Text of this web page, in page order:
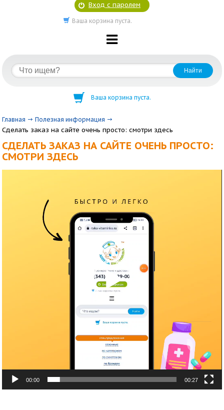
Вход с паролем
Ваша корзина пуста.
Ваша корзина пуста.
Главная Полезная информация
Сделать заказ на сайте очень просто: смотри здесь
СДЕЛАТЬ ЗАКАЗ НА САЙТЕ ОЧЕНЬ ПРОСТО:
СМОТРИ ЗДЕСЬ
00:00 00:27